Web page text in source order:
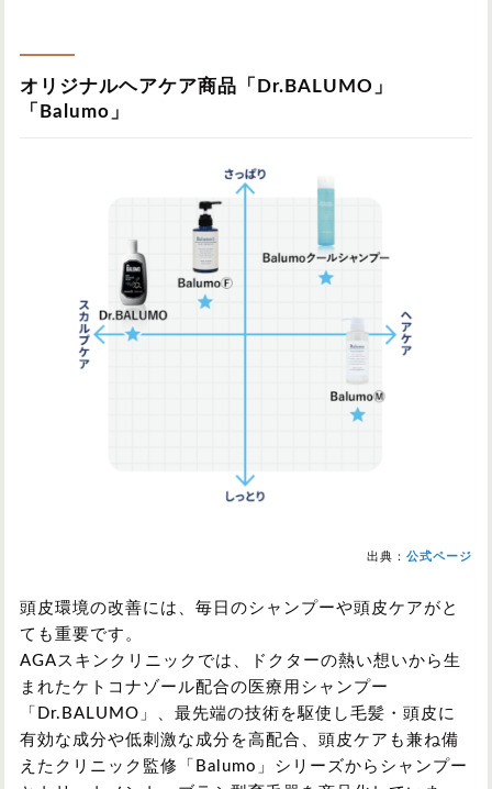
オリジナルヘアケア商品「Dr.BALUMO」
「Balumo」
出典： 公式ページ
頭皮環境の改善には、毎日のシャンプーや頭皮ケアがと
ても重要です。
AGAスキンクリニックでは、ドクターの熱い想いから生
まれたケトコナゾール配合の医療用シャンプー
「Dr.BALUMO」、最先端の技術を駆使し毛髪・頭皮に
有効な成分や低刺激な成分を高配合、頭皮ケアも兼ね備
えたクリニック監修「Balumo」シリーズからシャンプー